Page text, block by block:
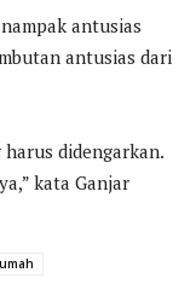
antusias
antusias dari
didengarkan.
kata Ganjar